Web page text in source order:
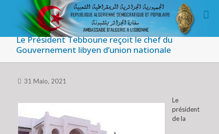
Le Président Tebboune reçoit le chef du
Gouvernement libyen d’union nationale
31 Maio, 2021
Le
président
de la